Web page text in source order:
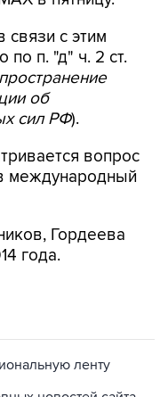
связи с этим
по п. "д" ч. 2 ст.
об
сил РФ).
вопрос
международный
Гордеева
года.
ленту